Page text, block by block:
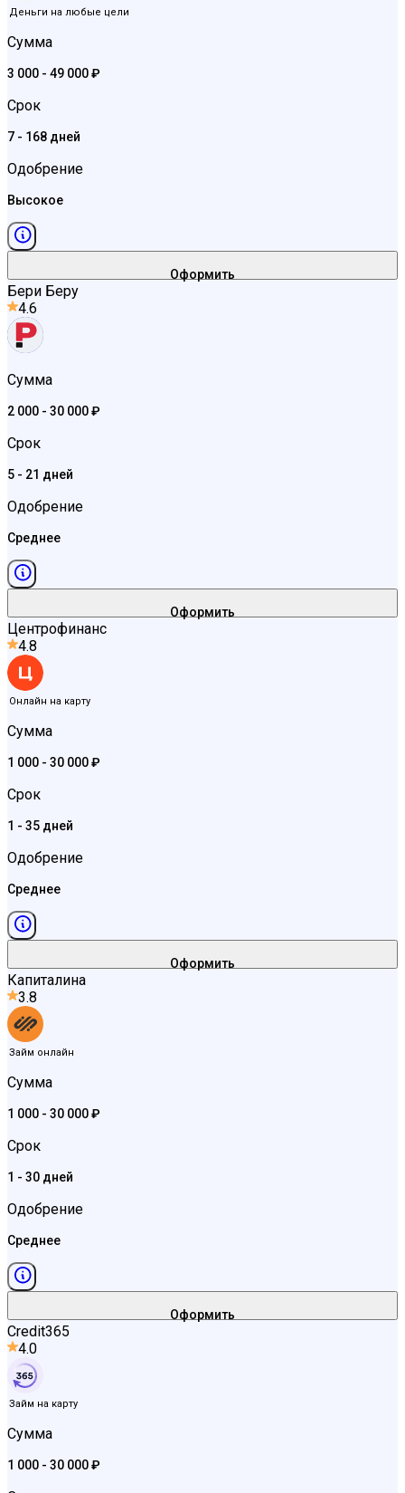
Деньги на любые цели
Сумма
3 000 - 49 000 ₽
Срок
7 - 168 дней
Одобрение
Высокое
Оформить
Бери Беру
4.6
Сумма
2 000 - 30 000 ₽
Срок
5 - 21 дней
Одобрение
Среднее
Оформить
Центрофинанс
4.8
Онлайн на карту
Сумма
1 000 - 30 000 ₽
Срок
1 - 35 дней
Одобрение
Среднее
Оформить
Капиталина
3.8
Займ онлайн
Сумма
1 000 - 30 000 ₽
Срок
1 - 30 дней
Одобрение
Среднее
Оформить
Credit365
4.0
Займ на карту
Сумма
1 000 - 30 000 ₽